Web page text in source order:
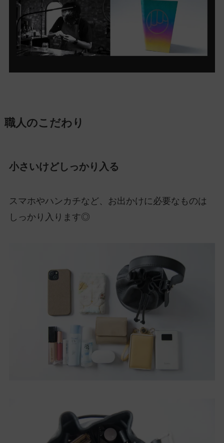
職人のこだわり
小さいけどしっかり入る
スマホやハンカチなど、お出かけに必要なものは
しっかり入ります◎